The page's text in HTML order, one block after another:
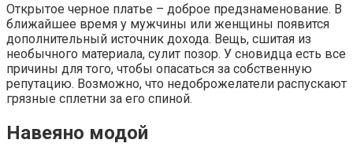
Открытое черное платье – доброе предзнаменование. В
ближайшее время у мужчины или женщины появится
дополнительный источник дохода. Вещь, сшитая из
необычного материала, сулит позор. У сновидца есть все
причины для того, чтобы опасаться за собственную
репутацию. Возможно, что недоброжелатели распускают
грязные сплетни за его спиной.
Навеяно модой